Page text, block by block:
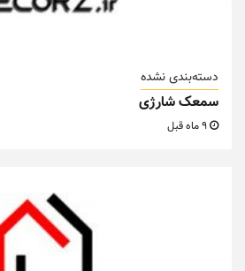
دسته‌بندی نشده
سمعک شارژی